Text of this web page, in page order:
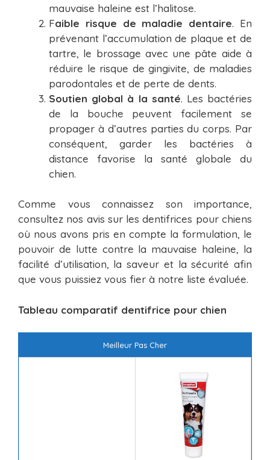
mauvaise haleine est l’halitose.
Faible risque de maladie dentaire. En
prévenant l’accumulation de plaque et de
tartre, le brossage avec une pâte aide à
réduire le risque de gingivite, de maladies
parodontales et de perte de dents.
Soutien global à la santé. Les bactéries
de la bouche peuvent facilement se
propager à d’autres parties du corps. Par
conséquent, garder les bactéries à
distance favorise la santé globale du
chien.
Comme vous connaissez son importance,
consultez nos avis sur les dentifrices pour chiens
où nous avons pris en compte la formulation, le
pouvoir de lutte contre la mauvaise haleine, la
facilité d’utilisation, la saveur et la sécurité afin
que vous puissiez vous fier à notre liste évaluée.
Tableau comparatif dentifrice pour chien
Meilleur Pas Cher